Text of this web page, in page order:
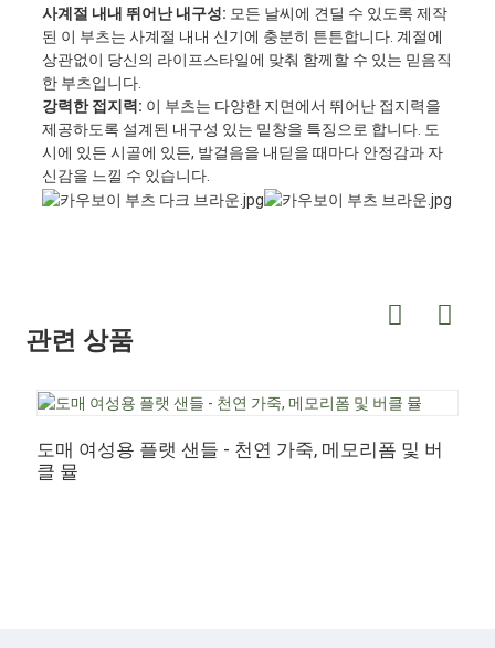
사계절 내내 뛰어난 내구성: 모든 날씨에 견딜 수 있도록 제작
된 이 부츠는 사계절 내내 신기에 충분히 튼튼합니다. 계절에
상관없이 당신의 라이프스타일에 맞춰 함께할 수 있는 믿음직
한 부츠입니다.
강력한 접지력: 이 부츠는 다양한 지면에서 뛰어난 접지력을
제공하도록 설계된 내구성 있는 밑창을 특징으로 합니다. 도
시에 있든 시골에 있든, 발걸음을 내딛을 때마다 안정감과 자
신감을 느낄 수 있습니다.
관련 상품
도매 여성용 플랫 샌들 - 천연 가죽, 메모리폼 및 버
클 뮬